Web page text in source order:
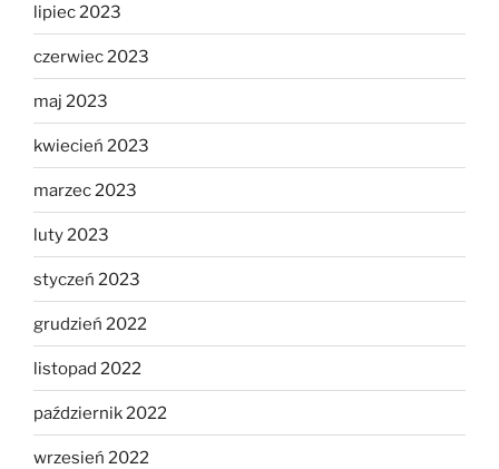
lipiec 2023
czerwiec 2023
maj 2023
kwiecień 2023
marzec 2023
luty 2023
styczeń 2023
grudzień 2022
listopad 2022
październik 2022
wrzesień 2022